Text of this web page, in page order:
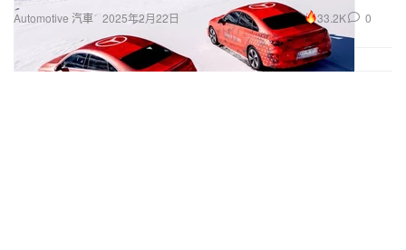
Automotive 汽車 2025年2月22日 33.2K 0